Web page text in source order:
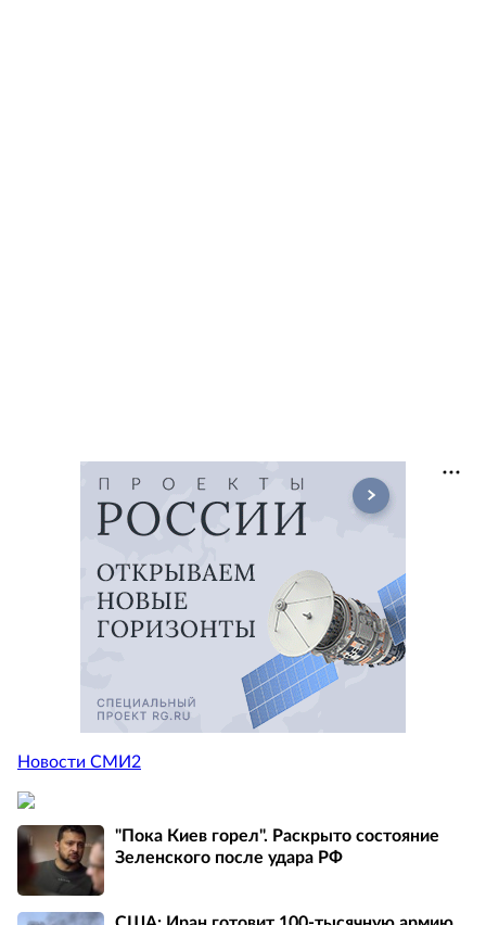
Новости СМИ2
"Пока Киев горел". Раскрыто состояние
Зеленского после удара РФ